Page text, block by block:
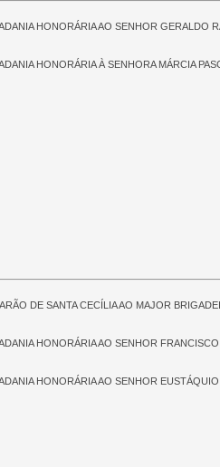
HONORÁRIA AO SENHOR GERALDO
HONORÁRIA À SENHORA MÁRCIA
DE SANTA CECÍLIA AO MAJOR
HONORÁRIA AO SENHOR
HONORÁRIA AO SENHOR